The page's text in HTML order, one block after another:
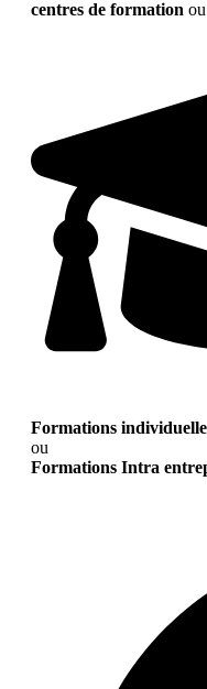
centres de formation
Formations
ou
Formations Intra